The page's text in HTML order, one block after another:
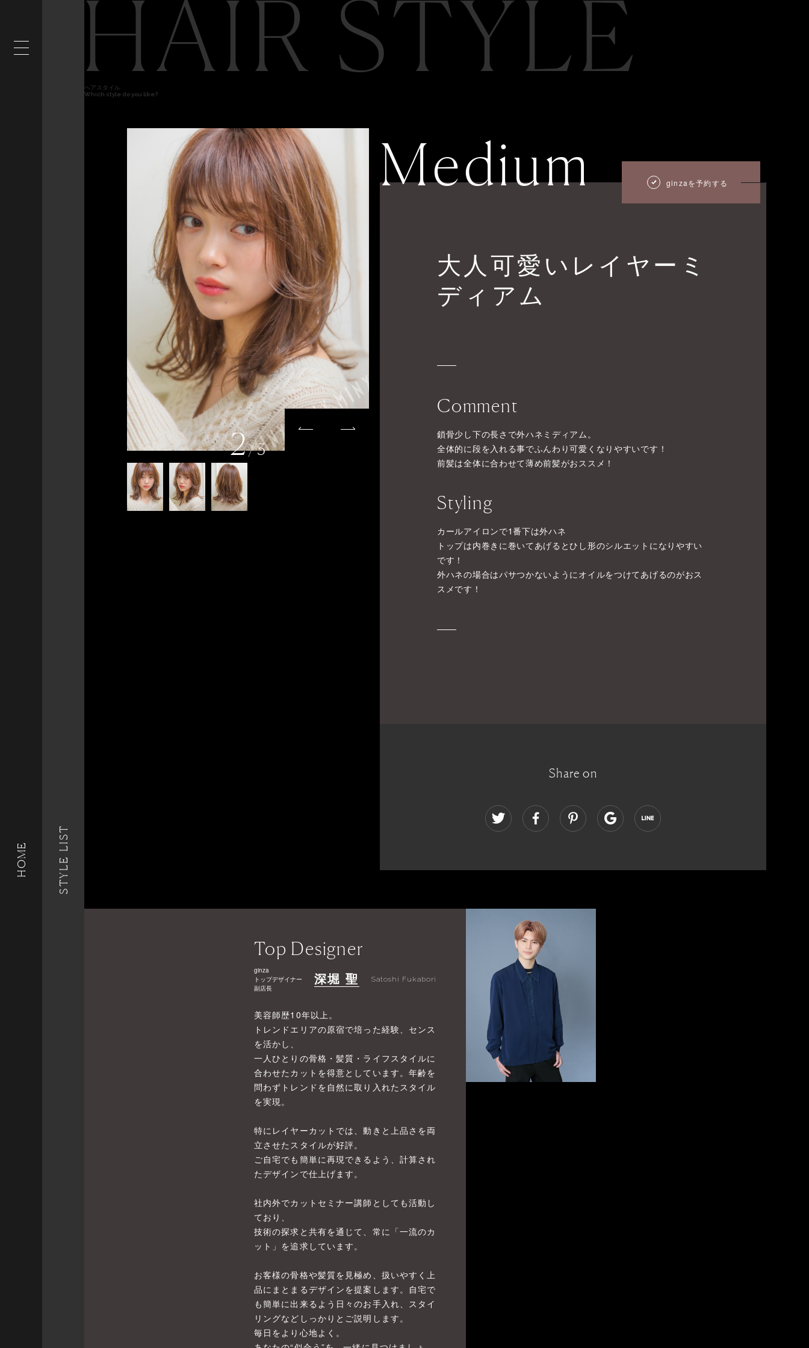
HOME STYLE LIST
HAIR STYLE
ヘアスタイル
Which style do you like?
2/3
Medium ginzaを予約する
大人可愛いレイヤーミ
ディアム
Comment
鎖骨少し下の長さで外ハネミディアム。
全体的に段を入れる事でふんわり可愛くなりやすいです！
前髪は全体に合わせて薄め前髪がおススメ！
Styling
カールアイロンで1番下は外ハネ
トップは内巻きに巻いてあげるとひし形のシルエットになりやすい
です！
外ハネの場合はパサつかないようにオイルをつけてあげるのがおス
スメです！
Share on
Top Designer
ginza
トップデザイナー
副店長
深堀 聖 Satoshi Fukabori
美容師歴10年以上。
トレンドエリアの原宿で培った経験、センス
を活かし、
一人ひとりの骨格・髪質・ライフスタイルに
合わせたカットを得意としています。年齢を
問わずトレンドを自然に取り入れたスタイル
を実現。
特にレイヤーカットでは、動きと上品さを両
立させたスタイルが好評。
ご自宅でも簡単に再現できるよう、計算され
たデザインで仕上げます。
社内外でカットセミナー講師としても活動し
ており、
技術の探求と共有を通じて、常に「一流のカ
ット」を追求しています。
お客様の骨格や髪質を見極め、扱いやすく上
品にまとまるデザインを提案します。自宅で
も簡単に出来るよう日々のお手入れ、スタイ
リングなどしっかりとご説明します。
毎日をより心地よく。